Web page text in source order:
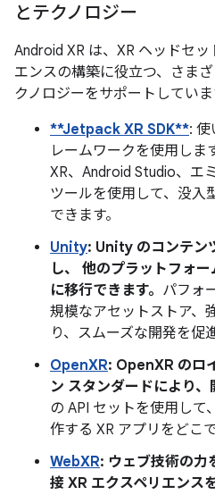
とテクノロジー
Android XR は、XR ヘッドセ
エンスの構築に役立つ、さま
クノロジーをサポートしていま
**Jetpack XR SDK**: 使
レームワークを使用し
XR、Android Studio、エ
ツールを使用して、没入
できます。
Unity: Unity のコンテン
し、 他のプラットフォ
に移行できます。 パフォ
規模なアセットストア、
り、スムーズな開発を促
OpenXR: OpenXR のロ
ン スタンダードにより、
の API セットを使用して
作する XR アプリをどこ
WebXR: ウェブ技術の力
接 XR エクスペリエンス